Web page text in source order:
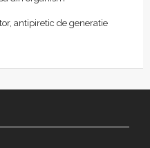
antipiretic de generatie